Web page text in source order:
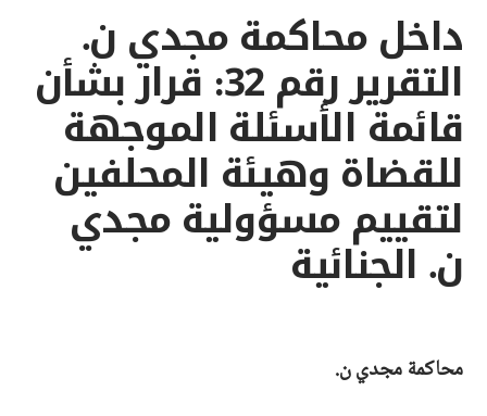
داخل محاكمة مجدي ن.
التقرير رقم 32: قرار بشأن
قائمة الأسئلة الموجهة
للقضاة وهيئة المحلفين
لتقييم مسؤولية مجدي
ن. الجنائية
محاكمة مجدي ن.